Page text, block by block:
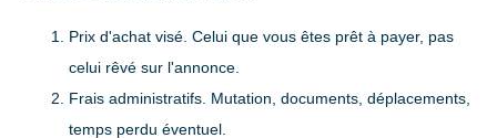
Prix d'achat visé . Celui que vous êtes prêt à payer, pas
celui rêvé sur l'annonce.
Frais administratifs . Mutation, documents, déplacements,
temps perdu éventuel.